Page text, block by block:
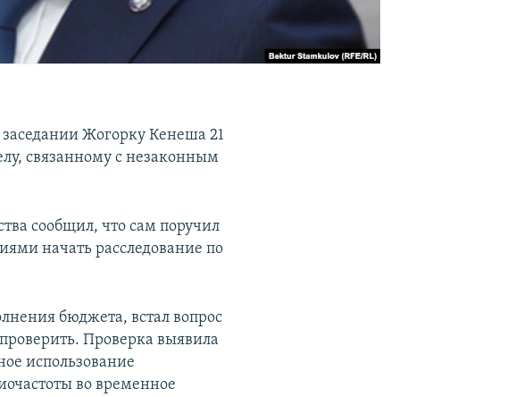
Жогорку Кенеша 21
связанному с незаконным
сообщил, что сам поручил
начать расследование по
бюджета, встал вопрос
Проверка выявила
использование
во временное